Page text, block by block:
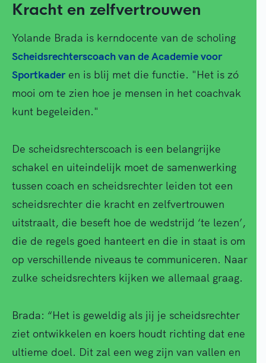
Kracht en zelfvertrouwen
Yolande Brada is kerndocente van de scholing
Scheidsrechterscoach van de Academie voor
Sportkaderen is blij met die functie. "Het is zó
mooi om te zien hoe je mensen in het coachvak
kunt begeleiden."
De scheidsrechterscoach is een belangrijke
schakel en uiteindelijk moet de samenwerking
tussen coach en scheidsrechter leiden tot een
scheidsrechter die kracht en zelfvertrouwen
uitstraalt, die beseft hoe de wedstrijd ‘te lezen’,
die de regels goed hanteert en die in staat is om
op verschillende niveaus te communiceren. Naar
zulke scheidsrechters kijken we allemaal graag.
Brada: “Het is geweldig als jij je scheidsrechter
ziet ontwikkelen en koers houdt richting dat ene
ultieme doel. Dit zal een weg zijn van vallen en